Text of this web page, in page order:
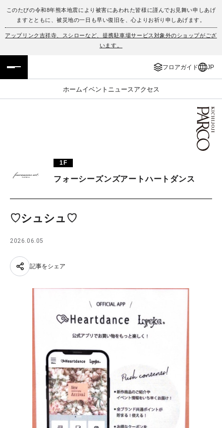
このたびの令和8年熊本地震により被害にあわれた皆様に謹んでお見舞い申しあげ
ますとともに、被災地の一日も早い復旧を、心よりお祈り申しあげます。
アップリンク吉祥寺、スシローなど、提携駐車場サービス対象外のショップがござ
います。
フロアガイド JP
ホームイベント ニュース アクセス
フロアガイド
イベント・ポップアップ
ニュース
PARCOメンバーズ
ENGLISH
簡体字
한국어
1F
フォーシーズンズアートハートダンス
♡シュシュ♡
2026.06.05
記事をシェア